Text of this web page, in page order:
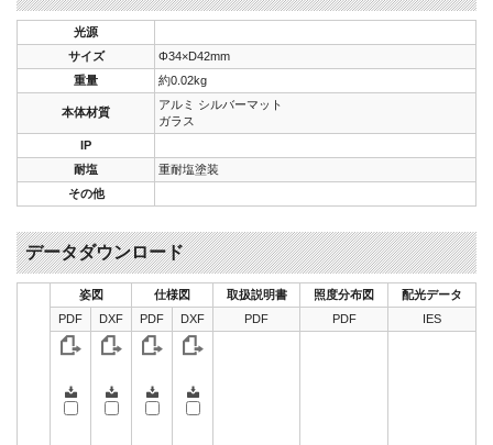
光源
サイズ
Φ34×D42mm
重量
約0.02kg
本体材質
アルミ シルバーマット
ガラス
IP
耐塩
重耐塩塗装
その他
データダウンロード
姿図 仕様図 取扱説明書 照度分布図
配光データ
PDF
DXF PDF DXF PDF PDF IES